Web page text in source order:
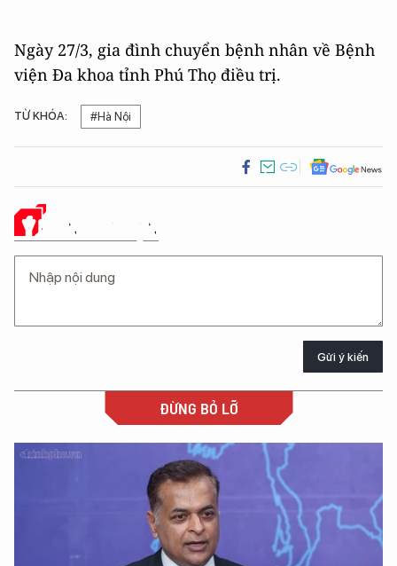
Ngày 27/3, gia đình chuyển bệnh nhân về Bệnh
viện Đa khoa tỉnh Phú Thọ điều trị.
TỪ KHÓA: #Hà Nội
Ý KIẾN CỦA BẠN
Gửi ý kiến
ĐỪNG BỎ LỠ